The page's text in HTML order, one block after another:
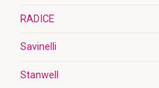
RADICE
Savinelli
Stanwell